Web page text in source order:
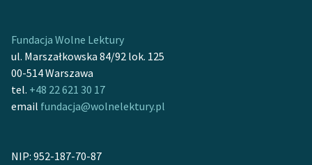
Popularyzacja
skandynawskiej literatury
feministycznej
Ręce pełne poezji
do domeny publicznej,
Fundacja Wolne Lektury
ul. Marszałkowska 84/92 lok. 125
00-514 Warszawa
tel. +48 22 621 30 17
email fundacja@wolnelektury.pl
NIP: 952-187-70-87